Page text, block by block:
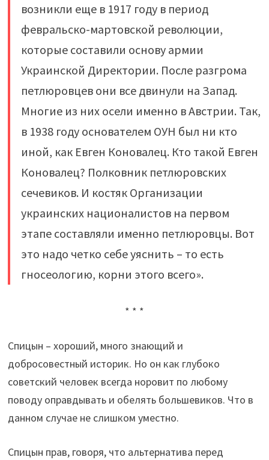
возникли еще в 1917 году в период
февральско-мартовской революции,
которые составили основу армии
Украинской Директории. После разгрома
петлюровцев они все двинули на Запад.
Многие из них осели именно в Австрии. Так,
в 1938 году основателем ОУН был ни кто
иной, как Евген Коновалец. Кто такой Евген
Коновалец? Полковник петлюровских
сечевиков. И костяк Организации
украинских националистов на первом
этапе составляли именно петлюровцы. Вот
это надо четко себе уяснить – то есть
гносеологию, корни этого всего».
* * *
Спицын – хороший, много знающий и
добросовестный историк. Но он как глубоко
советский человек всегда норовит по любому
поводу оправдывать и обелять большевиков. Что в
данном случае не слишком уместно.
Спицын прав, говоря, что альтернатива перед